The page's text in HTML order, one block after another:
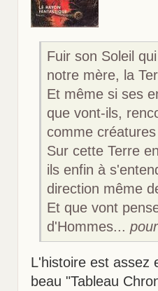
Fuir son Soleil
notre mère, la
Et même si ses
que vont-ils,
comme
Sur cette Terre
ils enfin à
direction même
Et que vont
d'Hommes...
L'histoire est assez
beau "Tableau